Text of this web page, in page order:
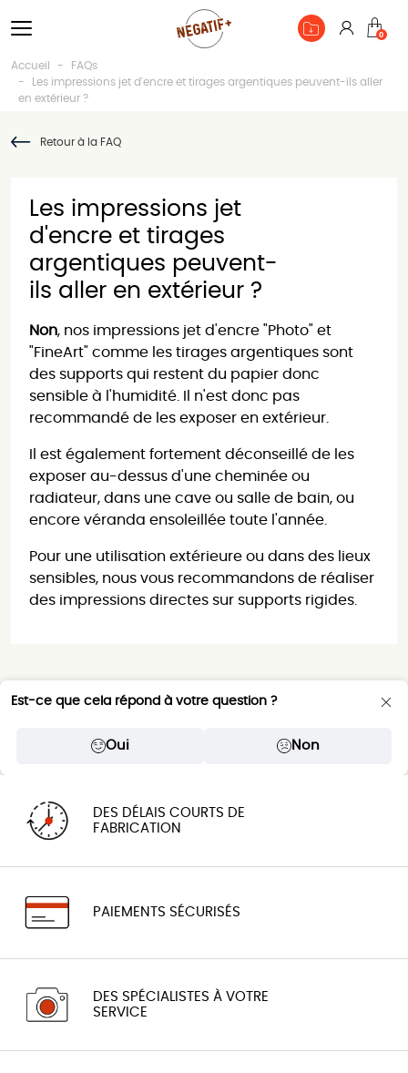
0
Accueil
FAQs
Les impressions jet d'encre et tirages argentiques peuvent-ils aller
en extérieur ?
Retour à la FAQ
Les impressions jet
d'encre et tirages
argentiques peuvent-
ils aller en extérieur ?
Non, nos impressions jet d'encre "Photo" et
"FineArt" comme les tirages argentiques sont
des supports qui restent du papier donc
sensible à l'humidité. Il n'est donc pas
recommandé de les exposer en extérieur.
Il est également fortement déconseillé de les
exposer au-dessus d'une cheminée ou
radiateur, dans une cave ou salle de bain, ou
encore véranda ensoleillée toute l'année.
Pour une utilisation extérieure ou dans des lieux
sensibles, nous vous recommandons de réaliser
des impressions directes sur supports rigides.
Est-ce que cela répond à votre question ?
Oui Non
DES DÉLAIS COURTS DE
FABRICATION
PAIEMENTS SÉCURISÉS
DES SPÉCIALISTES À VOTRE
SERVICE